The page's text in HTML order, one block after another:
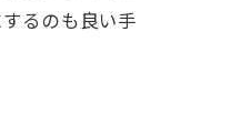
るのも良い手